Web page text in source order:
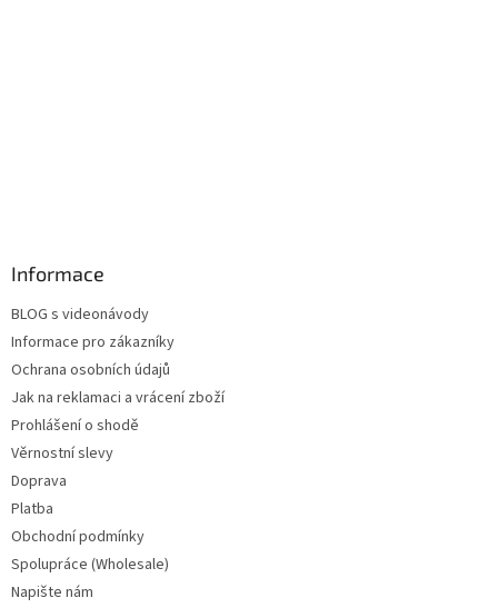
Informace
BLOG s videonávody
Informace pro zákazníky
Ochrana osobních údajů
Jak na reklamaci a vrácení zboží
Prohlášení o shodě
Věrnostní slevy
Doprava
Platba
Obchodní podmínky
Spolupráce (Wholesale)
Napište nám